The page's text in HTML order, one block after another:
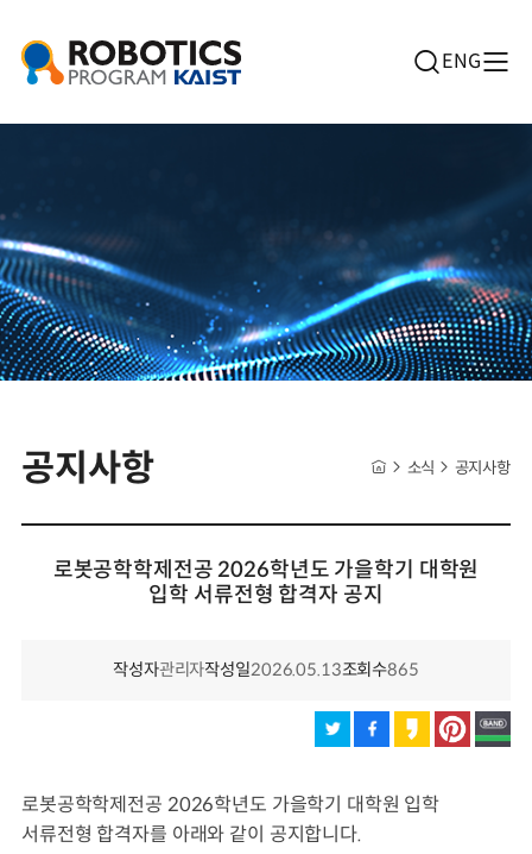
ENG
공지사항 소식 공지사항
로봇공학학제전공 2026학년도 가을학기 대학원
입학 서류전형 합격자 공지
작성자관리자작성일2026.05.13조회수865
로봇공학학제전공 2026학년도 가을학기 대학원 입학
서류전형 합격자를 아래와 같이 공지합니다.